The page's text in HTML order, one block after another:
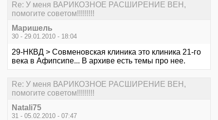
Re: У меня ВАРИКОЗНОЕ РАСШИРЕНИЕ ВЕН,
помогите советом!!!!!!!!!
Маришель
30 - 29.01.2010 - 18:04
29-НКВД > Совменовская клиника это клиника 21-го
века в Афипсипе... В архиве есть темы про нее.
Re: У меня ВАРИКОЗНОЕ РАСШИРЕНИЕ ВЕН,
помогите советом!!!!!!!!!
Natali75
31 - 05.02.2010 - 07:47